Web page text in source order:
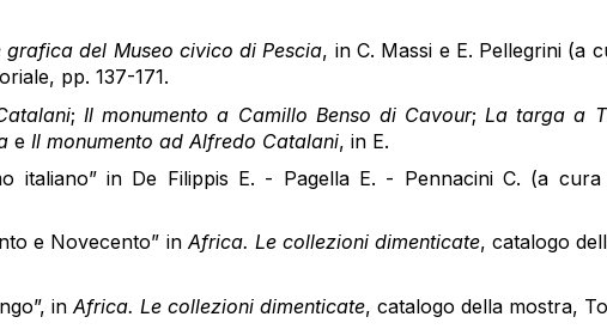
del Museo civico di Pescia, in C. Massi e E. Pellegrini (a
pp. 137-171.
; Il monumento a Camillo Benso di Cavour; La targa a
e Il monumento ad Alfredo Catalani, in E.
italiano” in De Filippis E. - Pagella E. - Pennacini C. (a cura
e Novecento” inAfrica. Le collezioni dimenticate, catalogo
in Africa. Le collezioni dimenticate, catalogo della mostra,